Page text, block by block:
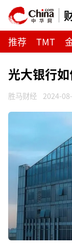
推荐 TMT
光大银行如
胜马财经 2024-